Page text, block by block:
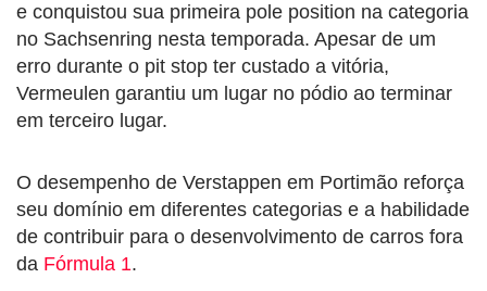
e conquistou sua primeira pole position na categoria
no Sachsenring nesta temporada. Apesar de um
erro durante o pit stop ter custado a vitória,
Vermeulen garantiu um lugar no pódio ao terminar
em terceiro lugar.
O desempenho de Verstappen em Portimão reforça
seu domínio em diferentes categorias e a habilidade
de contribuir para o desenvolvimento de carros fora
da Fórmula 1.